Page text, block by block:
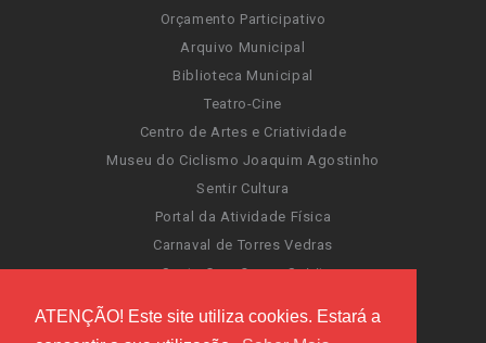
ATENÇÃO! Este site utiliza cookies. Estará a
Orçamento Participativo
Arquivo Municipal
Biblioteca Municipal
Teatro-Cine
Centro de Artes e Criatividade
Museu do Ciclismo Joaquim Agostinho
Sentir Cultura
Portal da Atividade Física
Carnaval de Torres Vedras
Santa Cruz Ocean Spirit